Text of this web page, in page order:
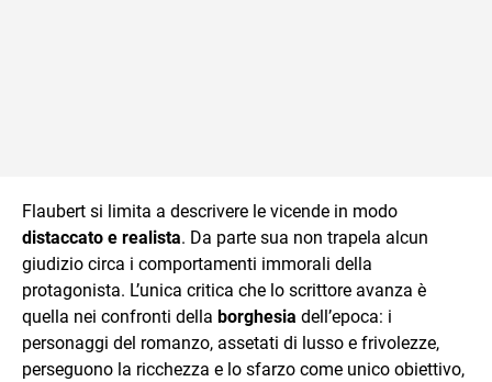
Flaubert si limita a descrivere le vicende in modo
distaccato e realista. Da parte sua non trapela alcun
giudizio circa i comportamenti immorali della
protagonista. L’unica critica che lo scrittore avanza è
quella nei confronti della borghesia dell’epoca: i
personaggi del romanzo, assetati di lusso e frivolezze,
perseguono la ricchezza e lo sfarzo come unico obiettivo,